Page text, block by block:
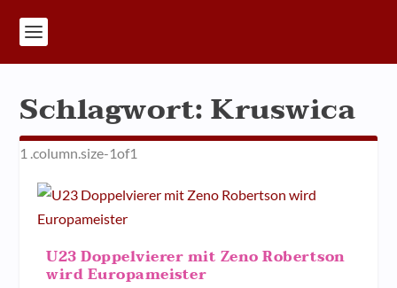
Schlagwort:Kruswica
U23 Doppelvierer mit Zeno Robertson
wird Europameister